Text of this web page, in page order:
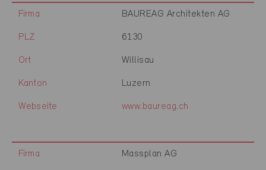
Firma BAUREAG Architekten AG
PLZ 6130
Ort Willisau
Kanton Luzern
Webseite www.baureag.ch
Firma Massplan AG